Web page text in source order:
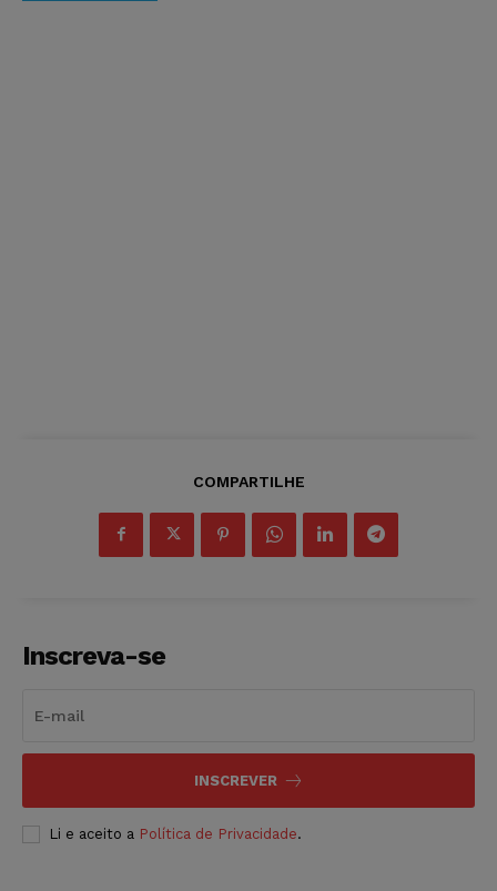
COMPARTILHE
Inscreva-se
INSCREVER
Li e aceito a Política de Privacidade.